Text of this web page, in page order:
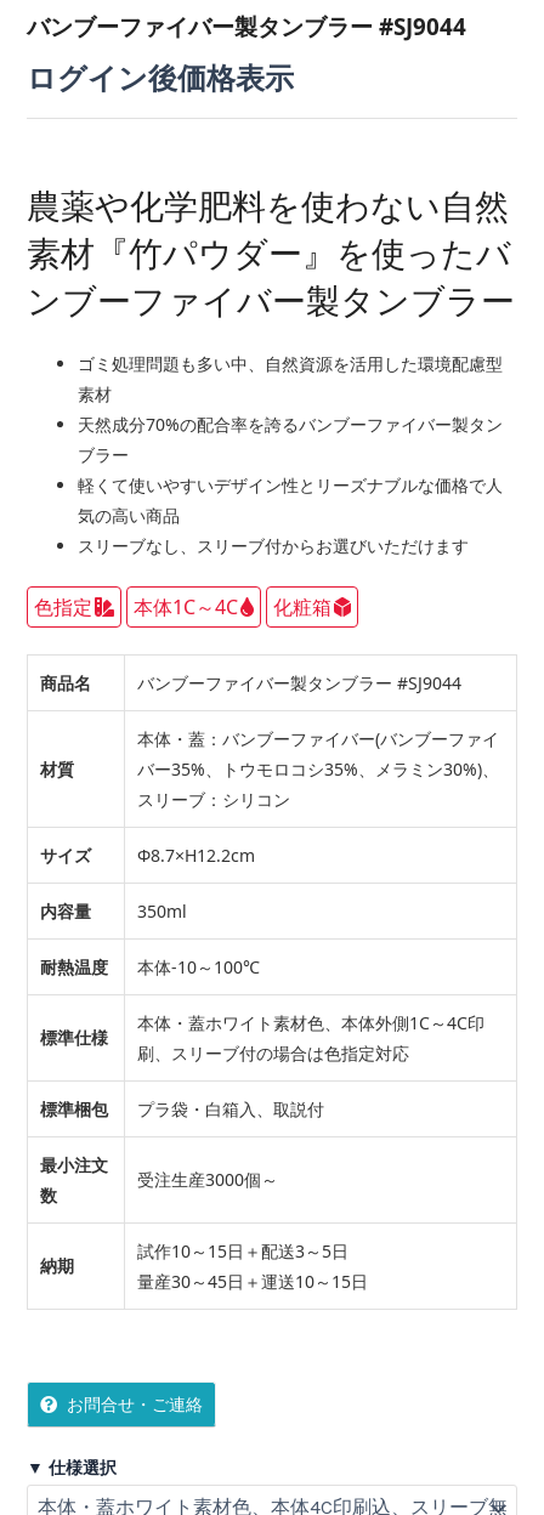
バンブーファイバー製タンブラー #SJ9044
ログイン後価格表示
農薬や化学肥料を使わない自然
素材『竹パウダー』を使ったバ
ンブーファイバー製タンブラー
ゴミ処理問題も多い中、自然資源を活用した環境配慮型
素材
天然成分70%の配合率を誇るバンブーファイバー製タン
ブラー
軽くて使いやすいデザイン性とリーズナブルな価格で人
気の高い商品
スリーブなし、スリーブ付からお選びいただけます
色指定 本体1C～4C 化粧箱
商品名 バンブーファイバー製タンブラー #SJ9044
材質
本体・蓋：バンブーファイバー(バンブーファイ
バー35%、トウモロコシ35%、メラミン30%)、
スリーブ：シリコン
サイズ Φ8.7×H12.2cm
内容量 350ml
耐熱温度 本体-10～100℃
標準仕様
本体・蓋ホワイト素材色、本体外側1C～4C印
刷、スリーブ付の場合は色指定対応
標準梱包 プラ袋・白箱入、取説付
最小注文
数
受注生産3000個～
納期
試作10～15日＋配送3～5日
量産30～45日＋運送10～15日
お問合せ・ご連絡
▼ 仕様選択